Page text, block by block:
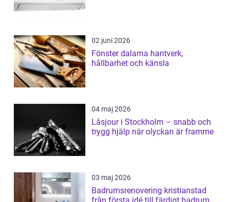
02 juni 2026
Fönster dalarna hantverk,
hållbarhet och känsla
04 maj 2026
Låsjour i Stockholm – snabb och
trygg hjälp när olyckan är framme
03 maj 2026
Badrumsrenovering kristianstad